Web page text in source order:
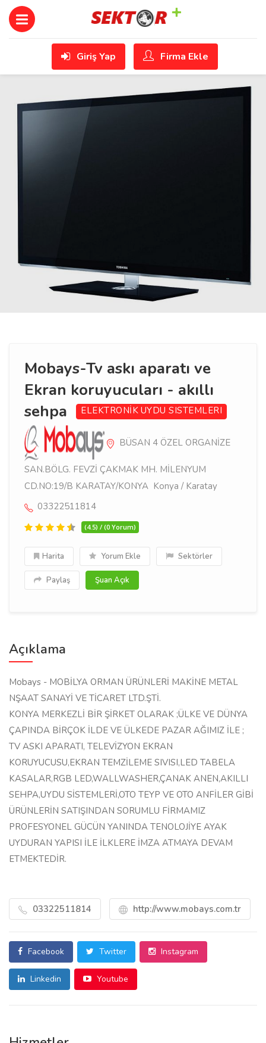
Giriş Yap Firma Ekle
Mobays-Tv askı aparatı ve
Ekran koruyucuları - akıllı
sehpa
ELEKTRONİK UYDU SISTEMLERI
BÜSAN 4 ÖZEL ORGANİZE
SAN.BÖLG. FEVZİ ÇAKMAK MH. MİLENYUM
CD.NO:19/B KARATAY/KONYA Konya / Karatay
03322511814
(4.5) / (0 Yorum)
Harita Yorum Ekle Sektörler
Paylaş Şuan Açık
Açıklama
Mobays - MOBİLYA ORMAN ÜRÜNLERİ MAKİNE METAL
NŞAAT SANAYİ VE TİCARET LTD.ŞTİ.
KONYA MERKEZLİ BİR ŞİRKET OLARAK ;ÜLKE VE DÜNYA
ÇAPINDA BİRÇOK İLDE VE ÜLKEDE PAZAR AĞIMIZ İLE ;
TV ASKI APARATI, TELEVİZYON EKRAN
KORUYUCUSU,EKRAN TEMZİLEME SIVISI,LED TABELA
KASALAR,RGB LED,WALLWASHER,ÇANAK ANEN,AKILLI
SEHPA,UYDU SİSTEMLERİ,OTO TEYP VE OTO ANFİLER GİBİ
ÜRÜNLERİN SATIŞINDAN SORUMLU FİRMAMIZ
PROFESYONEL GÜCÜN YANINDA TENOLOJİYE AYAK
UYDURAN YAPISI İLE İLKLERE İMZA ATMAYA DEVAM
ETMEKTEDİR.
03322511814 http://www.mobays.com.tr
Facebook Twitter Instagram
Linkedin Youtube